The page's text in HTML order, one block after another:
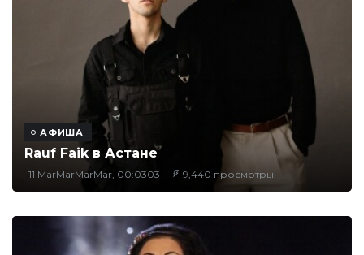
АФИША
Rauf Faik в Астане
11 MarMarMarMar, 00:0303 9,440 просмотры